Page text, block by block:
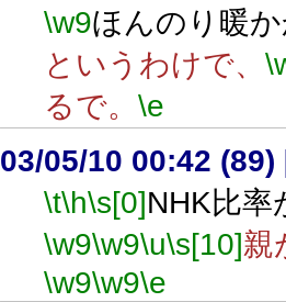
\w9ほんのり暖
というわけで、
るで。 \e
03/05/10 00:42 (89)
\t\h\s[0]NHK比率
\w9\w9\u\s[10]親
\w9\w9\e